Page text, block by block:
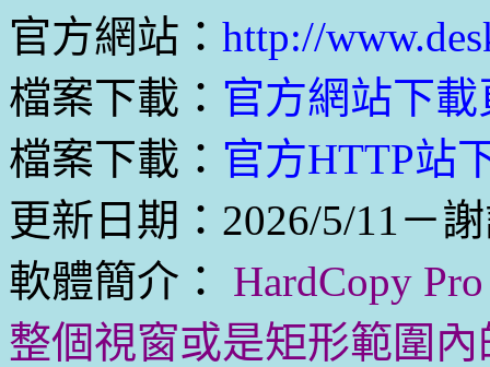
官方網站： http://
檔案下載： 官方網站下載
檔案下載： 官方HTTP站
更新日期：2026/5/11－
軟體簡介：
HardCopy
整個視窗或是矩形範圍